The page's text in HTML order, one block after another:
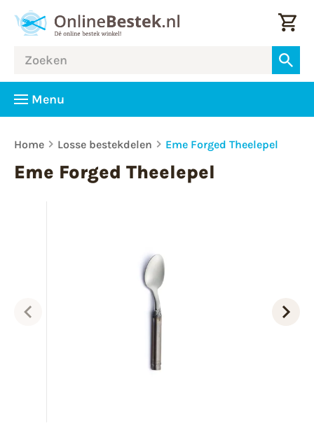
Menu
Home Losse bestekdelen Eme Forged Theelepel
Eme Forged Theelepel